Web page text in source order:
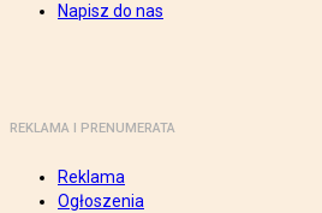
Napisz do nas
REKLAMA I PRENUMERATA
Reklama
Ogłoszenia